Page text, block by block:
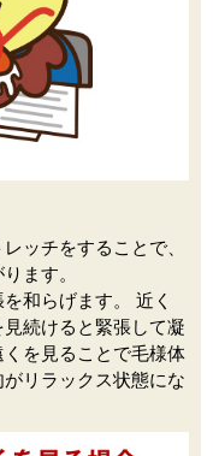
ッチをすることで、
ます。
和らげます。 近く
続けると緊張して凝
を見ることで毛様体
リラックス状態にな